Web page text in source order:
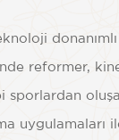
reformer,
uygulamaları
Spa